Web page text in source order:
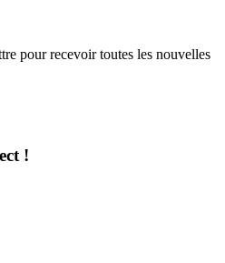
pour recevoir toutes les nouvelles
!